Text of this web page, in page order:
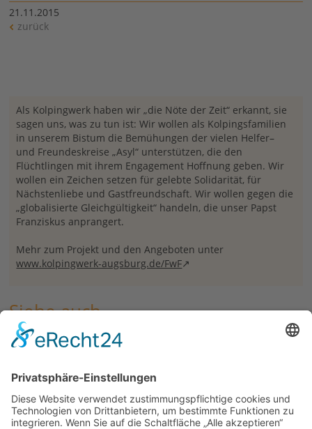
21.11.2015
zurück
Als Kolpingwerk haben wir „die Nöte der Zeit“ erkannt, sie
sagen uns, was zu tun ist: Wir wollen als Kolpingsfamilien
in unserem Bistum die Bemühungen der vielen Helfer–
und Freundeskreise „Asyl“ unterstützen, die den
Flüchtlingen mit ihrem Engagement Hoffnung geben. Wir
wollen ein Zeichen setzen für gelebte Solidarität, für
Nächstenliebe und Gastfreundschaft. Wir wollen gegen die
„globalisierte Gleichgültigkeit“ handeln, die unser Papst
Franziskus anprangert.
Mehr zum Projekt und den Angeboten unter
www.kolpingwerk-augsburg.de/FwF
Siehe auch
Projekt Fremde werden Freunde
Diözesankonferenz 2015
Erklärung der Diözesankonferenz zum Thema Flucht und
Asyl